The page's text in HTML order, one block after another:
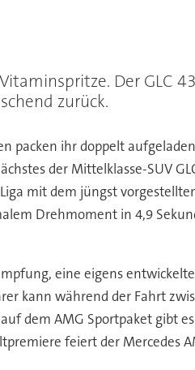
Der GLC
zurück.
packen ihr doppelt
der Mittelklasse-SUV
mit dem jüngst
Drehmoment in 4,9
eine eigens
kann während der Fahrt
dem AMG Sportpaket gibt
feiert der Mercedes